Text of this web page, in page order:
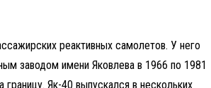
реактивных самолетов. У него
заводом имени Яковлева в 1966 по 1981
Як-40 выпускался в нескольких